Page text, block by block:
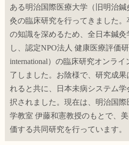
ある明治国際医療大学（旧明治
灸の臨床研究を行ってきました
の知識を深めるため、全日本鍼灸
し、認定NPO法人 健康医療評価
international）の臨床研究オンラ
了しました。お陰様で、研究成果
れると共に、日本未病システム
択されました。現在は、明治国際
学教室 伊藤和憲教授のもとで、
価する共同研究を行っています。